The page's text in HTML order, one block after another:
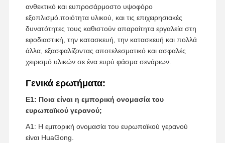
ανθεκτικό και ευπροσάρμοστο υψοφόρο
εξοπλισμό.ποιότητα υλικού, και τις επιχειρησιακές
δυνατότητες τους καθιστούν απαραίτητα εργαλεία στη
εφοδιαστική, την κατασκευή, την κατασκευή και πολλά
άλλα, εξασφαλίζοντας αποτελεσματικό και ασφαλές
χειρισμό υλικών σε ένα ευρύ φάσμα σενάριων.
Γενικά ερωτήματα:
Ε1: Ποια είναι η εμπορική ονομασία του
ευρωπαϊκού γερανού;
Α1: Η εμπορική ονομασία του ευρωπαϊκού γερανού
είναι HuaGong.